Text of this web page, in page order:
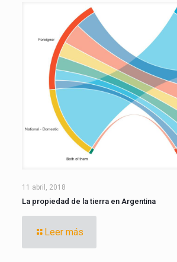
11 abril, 2018
La propiedad de la tierra en Argentina
Leer más